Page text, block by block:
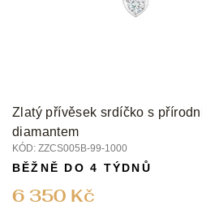
Zlatý přívěsek srdíčko s
diamantem
KÓD: ZZCS005B-99-1000
6 350 Kč
BĚŽNĚ DO 4 TÝDNŮ